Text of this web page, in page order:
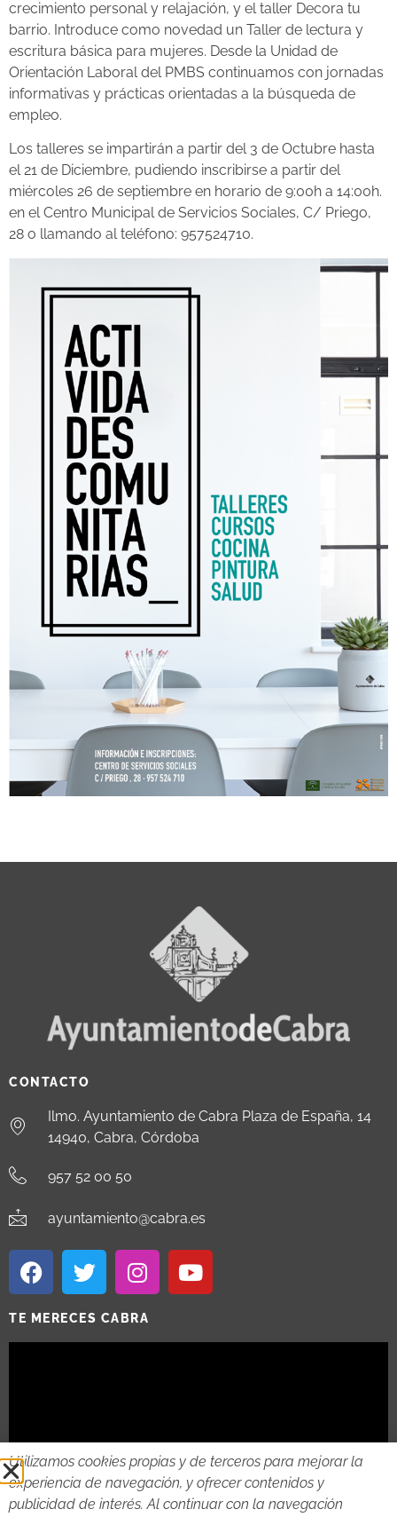
crecimiento personal y relajación, y el taller Decora tu
barrio. Introduce como novedad un Taller de lectura y
escritura básica para mujeres. Desde la Unidad de
Orientación Laboral del PMBS continuamos con jornadas
informativas y prácticas orientadas a la búsqueda de
empleo.
Los talleres se impartirán a partir del 3 de Octubre hasta
el 21 de Diciembre, pudiendo inscribirse a partir del
miércoles 26 de septiembre en horario de 9:00h a 14:00h.
en el Centro Municipal de Servicios Sociales, C/ Priego,
28 o llamando al teléfono: 957524710.
CONTACTO
Ilmo. Ayuntamiento de Cabra Plaza de España, 14
14940, Cabra, Córdoba
957 52 00 50
ayuntamiento@cabra.es
TE MERECES CABRA
Utilizamos cookies propias y de terceros para mejorar la
experiencia de navegación, y ofrecer contenidos y
publicidad de interés. Al continuar con la navegación